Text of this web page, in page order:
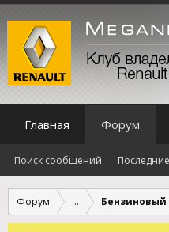
Форум ... Бензиновый
Главная Форум
Поиск сообщений